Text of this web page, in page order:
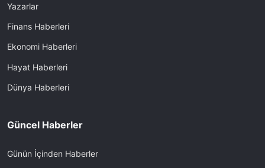
Yazarlar
Finans Haberleri
Ekonomi Haberleri
Hayat Haberleri
Dünya Haberleri
Güncel Haberler
Günün İçinden Haberler